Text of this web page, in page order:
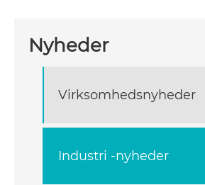
Nyheder
Virksomhedsnyheder
Industri -nyheder